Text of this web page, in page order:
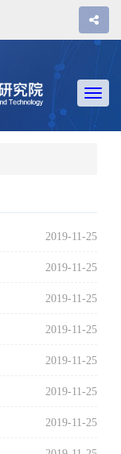
2019-11-25
2019-11-25
2019-11-25
2019-11-25
2019-11-25
2019-11-25
2019-11-25